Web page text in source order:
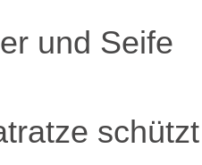
und Seife
schützt